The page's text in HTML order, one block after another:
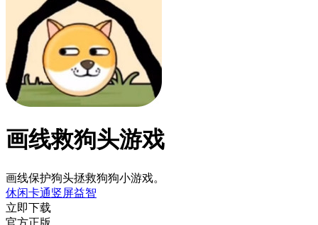
画线救狗头游戏
画线保护狗头拯救狗狗小游戏。
休闲卡通竖屏益智
立即下载
官方正版